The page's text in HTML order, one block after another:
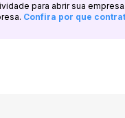
para abrir sua
Confira por que